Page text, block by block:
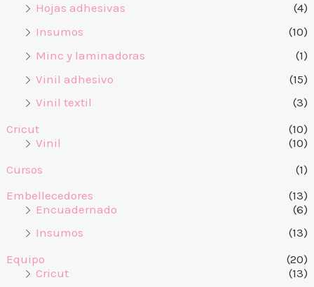
Hojas adhesivas
(4)
Insumos
(10)
Minc y laminadoras
(1)
Vinil adhesivo
(15)
Vinil textil
(3)
Cricut
(10)
Vinil
(10)
Cursos
(1)
Embellecedores
(13)
Encuadernado
(6)
Insumos
(13)
Equipo
(20)
Cricut
(13)